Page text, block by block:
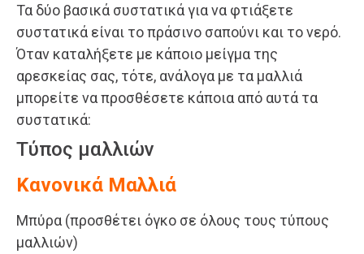
Τα δύο βασικά συστατικά για να φτιάξετε
συστατικά είναι το πράσινο σαπούνι και το νερό.
Όταν καταλήξετε με κάποιο μείγμα της
αρεσκείας σας, τότε, ανάλογα με τα μαλλιά
μπορείτε να προσθέσετε κάποια από αυτά τα
συστατικά:
Τύπος μαλλιών
Κανονικά Μαλλιά
Μπύρα (προσθέτει όγκο σε όλους τους τύπους
μαλλιών)